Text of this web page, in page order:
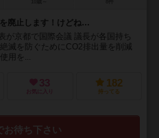
廃止します！けどね…
が京都で国際会議 議長が各国持ち
滅を防ぐためにCO2排出量を削減
用を...
33
お気に入り
182
持ってる
お待ち下さい